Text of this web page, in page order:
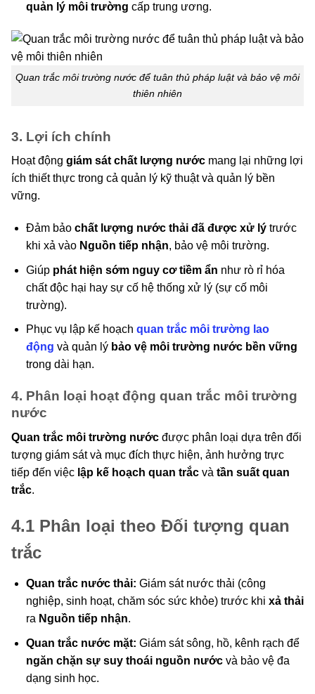
quản lý môi trường cấp trung ương.
Quan trắc môi trường nước để tuân thủ pháp luật và bảo vệ môi
thiên nhiên
3. Lợi ích chính
Hoạt động giám sát chất lượng nước mang lại những lợi
ích thiết thực trong cả quản lý kỹ thuật và quản lý bền
vững.
Đảm bảo chất lượng nước thải đã được xử lýtrước
khi xả vào Nguồn tiếp nhận, bảo vệ môi trường.
Giúp phát hiện sớm nguy cơ tiềm ẩn như rò rỉ hóa
chất độc hại hay sự cố hệ thống xử lý (sự cố môi
trường).
Phục vụ lập kế hoạch quan trắc môi trường lao
động và quản lý bảo vệ môi trường nước bền vững
trong dài hạn.
4. Phân loại hoạt động quan trắc môi trường
nước
Quan trắc môi trường nước được phân loại dựa trên đối
tượng giám sát và mục đích thực hiện, ảnh hưởng trực
tiếp đến việc lập kế hoạch quan trắc và tần suất quan
trắc.
4.1 Phân loại theo Đối tượng quan
trắc
Quan trắc nước thải: Giám sát nước thải (công
nghiệp, sinh hoạt, chăm sóc sức khỏe) trước khi xả thải
ra Nguồn tiếp nhận.
Quan trắc nước mặt: Giám sát sông, hồ, kênh rạch để
ngăn chặn sự suy thoái nguồn nướcvà bảo vệ đa
dạng sinh học.